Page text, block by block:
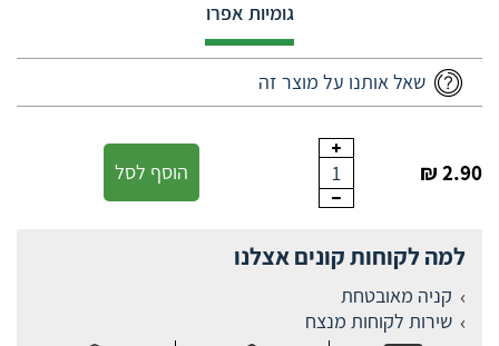
גומיות אפרו
שאל אותנו על מוצר זה
2.90 ₪
1 הוסף לסל
למה לקוחות קונים אצלנו
קניה מאובטחת
שירות לקוחות מנצח